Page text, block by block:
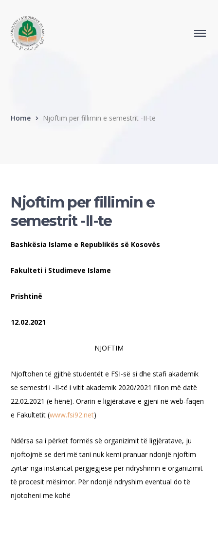
Home Njoftim per fillimin e semestrit -II-te
Njoftim per fillimin e
semestrit -II-te
Bashkësia Islame e Republikës së Kosovës
Fakulteti i Studimeve Islame
Prishtinë
12.02.2021
NJOFTIM
Njoftohen të gjithë studentët e FSI-së si dhe stafi akademik
se semestri i -II-të i vitit akademik 2020/2021 fillon më datë
22.02.2021 (e hënë). Orarin e ligjëratave e gjeni në web-faqen
e Fakultetit (www.fsi92.net)
Ndërsa sa i përket formës së organizimit të ligjëratave, ju
njoftojmë se deri më tani nuk kemi pranuar ndonjë njoftim
zyrtar nga instancat përgjegjëse për ndryshimin e organizimit
të procesit mësimor. Për ndonjë ndryshim eventual do të
njotoheni me kohë